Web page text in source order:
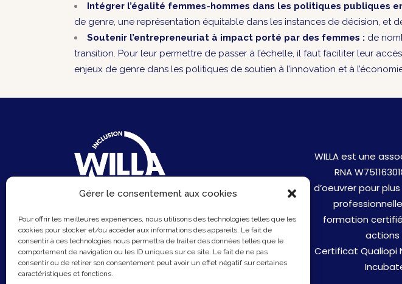
Gérer le consentement aux cookies
Pour offrir les meilleures expériences, nous utilisons des technologies telles que les
cookies pour stocker et/ou accéder aux informations des appareils. Le fait de
consentir à ces technologies nous permettra de traiter des données telles que le
comportement de navigation ou les ID uniques sur ce site. Le fait de ne pas
consentir ou de retirer son consentement peut avoir un effet négatif sur certaines
caractéristiques et fonctions.
Intégrer l’égalité femmes-hommes dans les politiques publiques
de genre, une représentation équitable dans les instances de décision, et
Soutenir l’entrepreneuriat à impact porté par des femmes : de
transition. Pour leur permettre de passer à l’échelle, il faut faciliter leur
enjeux de genre dans les politiques de soutien à l’innovation et à
6 Rue du Sentier
75002 Paris
Email : contact@hellowilla.co
WILLA est une
RNA
d’oeuvrer pour
formation
actions
Certificat Qualiopi